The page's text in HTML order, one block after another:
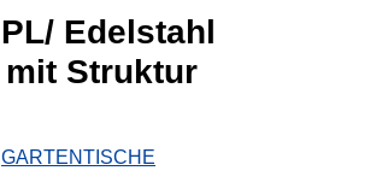
Edelstahl
mit Struktur
GARTENTISCHE